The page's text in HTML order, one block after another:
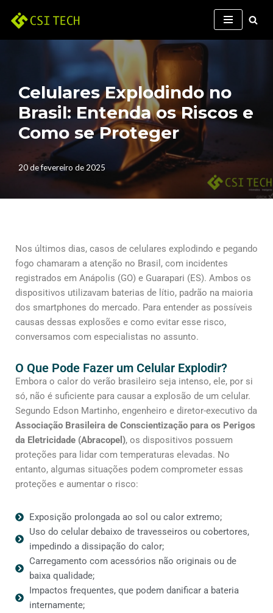
Celulares Explodindo no
Brasil: Entenda os Riscos e
Como se Proteger
20 de fevereiro de 2025
Nos últimos dias, casos de celulares explodindo e pegando
fogo chamaram a atenção no Brasil, com incidentes
registrados em Anápolis (GO) e Guarapari (ES). Ambos os
dispositivos utilizavam baterias de lítio, padrão na maioria
dos smartphones do mercado. Para entender as possíveis
causas dessas explosões e como evitar esse risco,
conversamos com especialistas no assunto.
O Que Pode Fazer um Celular Explodir?
Embora o calor do verão brasileiro seja intenso, ele, por si
só, não é suficiente para causar a explosão de um celular.
Segundo Edson Martinho, engenheiro e diretor-executivo da
Associação Brasileira de Conscientização para os Perigos
da Eletricidade (Abracopel), os dispositivos possuem
proteções para lidar com temperaturas elevadas. No
entanto, algumas situações podem comprometer essas
proteções e aumentar o risco:
Exposição prolongada ao sol ou calor extremo;
Uso do celular debaixo de travesseiros ou cobertores,
impedindo a dissipação do calor;
Carregamento com acessórios não originais ou de
baixa qualidade;
Impactos frequentes, que podem danificar a bateria
internamente;